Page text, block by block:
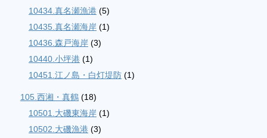
10434.真名瀬漁港 (5)
10435.真名瀬海岸 (1)
10436.森戸海岸 (3)
10440.小坪港 (1)
10451.江ノ島・白灯堤防 (1)
105.西湘・真鶴 (18)
10501.大磯東海岸 (1)
10502.大磯漁港 (3)